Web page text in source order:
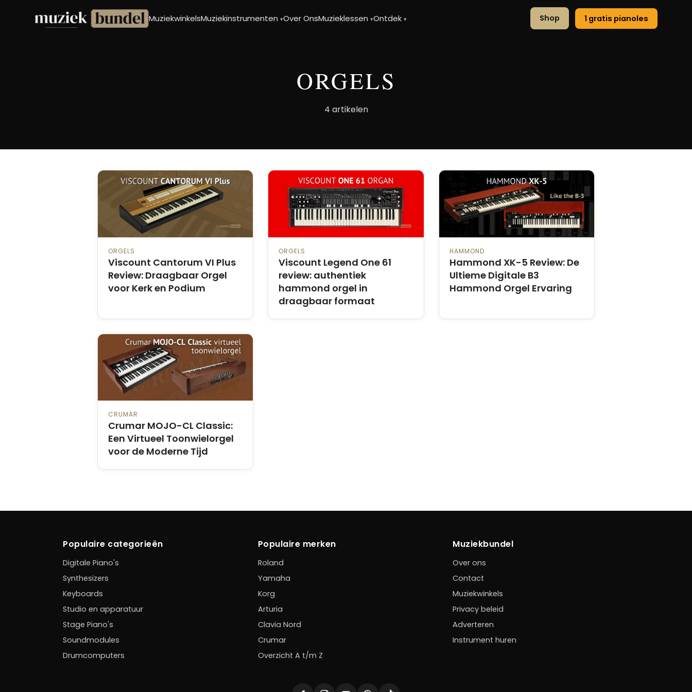
MuziekwinkelsMuziekinstrumenten▾Over OnsMuzieklessen▾Ontdek▾ Shop 1 gratis pianoles
ORGELS
4 artikelen
ORGELS
Viscount Cantorum VI Plus
Review: Draagbaar Orgel
voor Kerk en Podium
ORGELS
Viscount Legend One 61
review: authentiek
hammond orgel in
draagbaar formaat
HAMMOND
Hammond XK-5 Review: De
Ultieme Digitale B3
Hammond Orgel Ervaring
CRUMAR
Crumar MOJO-CL Classic:
Een Virtueel Toonwielorgel
voor de Moderne Tijd
Populaire categorieën
Digitale Piano's
Synthesizers
Keyboards
Studio en apparatuur
Stage Piano's
Soundmodules
Drumcomputers
Populaire merken
Roland
Yamaha
Korg
Arturia
Clavia Nord
Crumar
Overzicht A t/m Z
Muziekbundel
Over ons
Contact
Muziekwinkels
Privacy beleid
Adverteren
Instrument huren